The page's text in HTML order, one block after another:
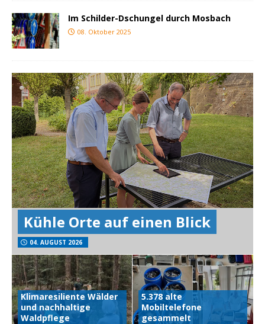
Im Schilder-Dschungel durch Mosbach
08. Oktober 2025
Kühle Orte auf einen Blick
04. AUGUST 2026
Klimaresiliente Wälder
und nachhaltige
Waldpflege
5.378 alte
Mobiltelefone
gesammelt